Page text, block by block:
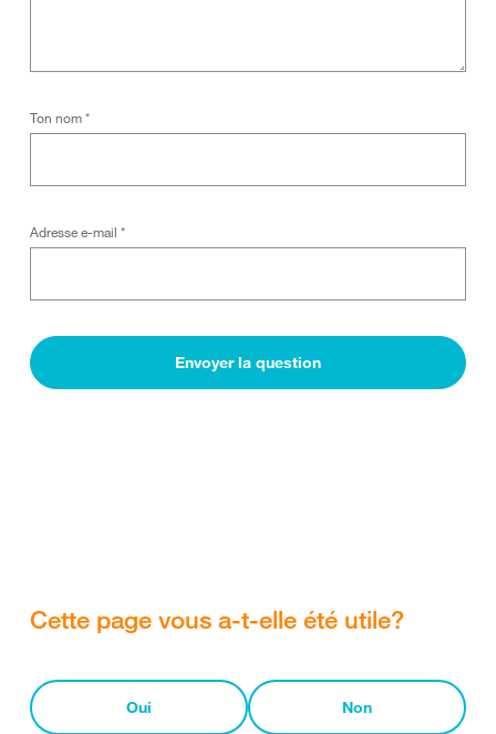
Ton nom*
Adresse e-mail *
Envoyer la question
Cette page vous a-t-elle été utile?
Oui Non